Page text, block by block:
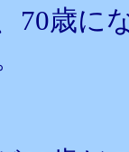
70歳に